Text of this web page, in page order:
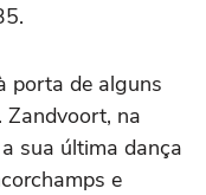
porta de alguns
Zandvoort, na
sua última dança
e